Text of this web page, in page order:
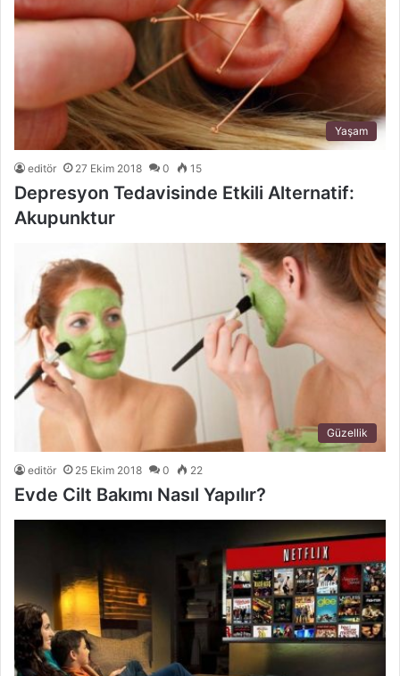
Yaşam
editör 27 Ekim 2018 0 15
Depresyon Tedavisinde Etkili Alternatif:
Akupunktur
Güzellik
editör 25 Ekim 2018 0 22
Evde Cilt Bakımı Nasıl Yapılır?